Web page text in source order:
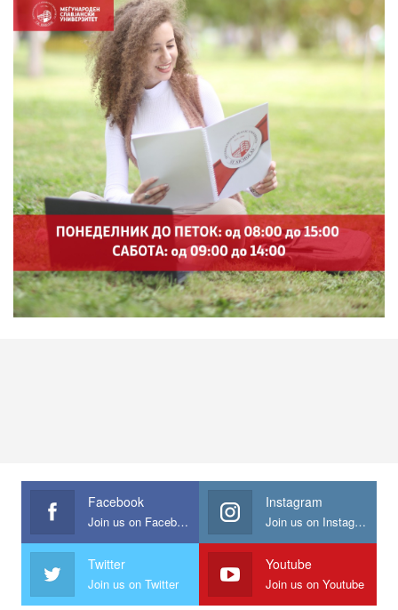
Facebook
Join us on Facebook
Instagram
Join us on Instagram
Twitter
Join us on Twitter
Youtube
Join us on Youtube